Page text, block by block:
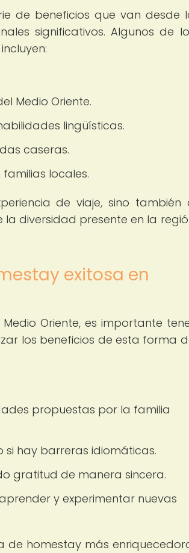
de beneficios que van desde
significativos. Algunos de
Medio Oriente.
lingüísticas.
caseras.
locales.
de viaje, sino también
diversidad presente en la
exitosa en
Oriente, es importante
los beneficios de esta forma
propuestas por la familia
si hay barreras idiomáticas.
gratitud de manera sincera.
y experimentar nuevas
de homestay más